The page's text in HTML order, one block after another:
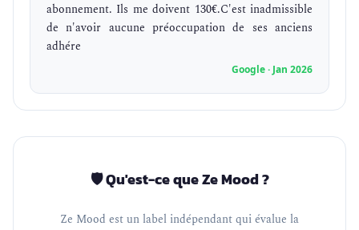
abonnement. Ils me doivent 130€.C'est inadmissible
de n'avoir aucune préoccupation de ses anciens
adhére
Google · Jan 2026
🛡️ Qu'est-ce que Ze Mood ?
Ze Mood est un label indépendant qui évalue la